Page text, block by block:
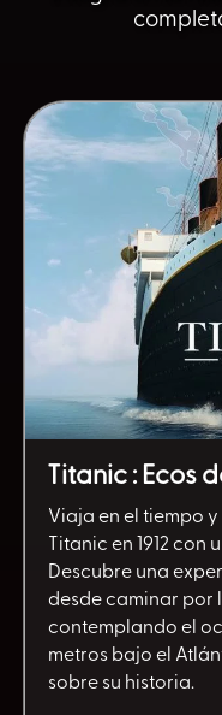
Titanic : Ecos
Viaja en el tiempo
Titanic en 1912
Descubre una
desde caminar por
contemplando el
metros bajo el
sobre su historia.